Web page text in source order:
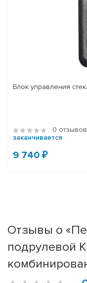
Блок управления
0 отзывов
заканчивается
9 740 ₽
Отзывы о
подрулевой